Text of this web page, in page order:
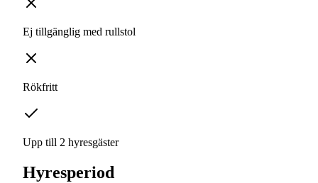
Ej tillgänglig med rullstol
Rökfritt
Upp till 2 hyresgäster
Hyresperiod